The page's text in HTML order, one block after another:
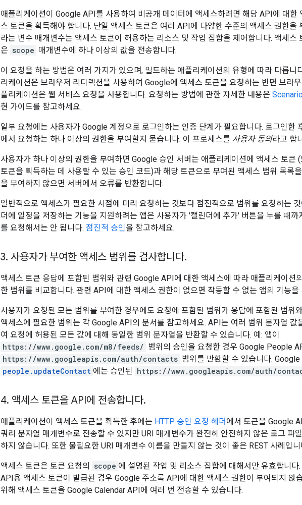
애플리케이션이 Google API를 사용하여 비공개 데이터에 액세스하려면 해당 API에 대한
스 토큰을 획득해야 합니다. 단일 액세스 토큰은 여러 API에 다양한 수준의 액세스 권한을
라는 변수 매개변수는 액세스 토큰이 허용하는 리소스 및 작업 집합을 제어합니다. 액세스
은 scope 매개변수에 하나 이상의 값을 전송합니다.
이 요청을 하는 방법은 여러 가지가 있으며, 빌드하는 애플리케이션의 유형에 따라 다릅니
리케이션은 브라우저 리디렉션을 사용하여 Google에 액세스 토큰을 요청하는 반면 브라
플리케이션은 웹 서비스 요청을 사용합니다. 요청하는 방법에 관한 자세한 내용은
현 가이드를 참고하세요.
일부 요청에는 사용자가 Google 계정으로 로그인하는 인증 단계가 필요합니다. 로그인한
에서 요청하는 하나 이상의 권한을 부여할지 묻습니다. 이 프로세스를 사용자 동의라고 합
사용자가 하나 이상의 권한을 부여하면 Google 승인 서버는 애플리케이션에 액세스 토큰
토큰을 획득하는 데 사용할 수 있는 승인 코드)과 해당 토큰으로 부여된 액세스 범위 목록
을 부여하지 않으면 서버에서 오류를 반환합니다.
일반적으로 액세스가 필요한 시점에 미리 요청하는 것보다 점진적으로 범위를 요청하는
더에 일정을 저장하는 기능을 지원하려는 앱은 사용자가 '캘린더에 추가' 버튼을 누를 때
를 요청해서는 안 됩니다. 점진적 승인을 참고하세요.
3. 사용자가 부여한 액세스 범위를 검사합니다.
액세스 토큰 응답에 포함된 범위와 관련 Google API에 대한 액세스에 따라 애플리케이션
한 범위를 비교합니다. 관련 API에 대한 액세스 권한이 없으면 작동할 수 없는 앱의 기능을
사용자가 요청된 모든 범위를 부여한 경우에도 요청에 포함된 범위가 응답에 포함된 범위
액세스에 필요한 범위는 각 Google API의 문서를 참고하세요. API는 여러 범위 문자열 값
여 요청에 허용된 모든 값에 대해 동일한 범위 문자열을 반환할 수 있습니다. 예: 앱이
https://www.google.com/m8/feeds/ 범위의 승인을 요청한 경우 Google People
https://www.googleapis.com/auth/contacts 범위를 반환할 수 있습니다.
people.updateContact 에는 승인된 https://www.googleapis.com/auth/
4. 액세스 토큰을 API에 전송합니다.
애플리케이션이 액세스 토큰을 획득한 후에는 HTTP 승인 요청 헤더 에서 토큰을 Google
쿼리 문자열 매개변수로 전송할 수 있지만 URI 매개변수가 완전히 안전하지 않은 로그 파
하지 않습니다. 또한 불필요한 URI 매개변수 이름을 만들지 않는 것이 좋은 REST 사례입니
액세스 토큰은 토큰 요청의 scope 에 설명된 작업 및 리소스 집합에 대해서만 유효합니
API용 액세스 토큰이 발급된 경우 Google 주소록 API에 대한 액세스 권한이 부여되지 않
위해 액세스 토큰을 Google Calendar API에 여러 번 전송할 수 있습니다.